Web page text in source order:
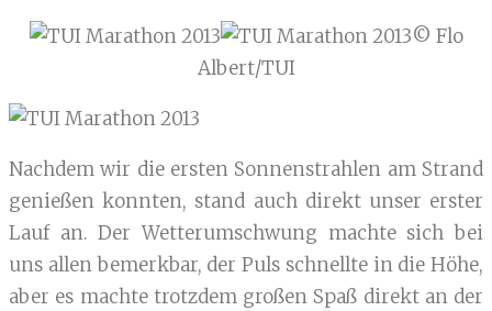
© Flo
Albert/TUI
Nachdem wir die ersten Sonnenstrahlen am Strand
genießen konnten, stand auch direkt unser erster
Lauf an. Der Wetterumschwung machte sich bei
uns allen bemerkbar, der Puls schnellte in die Höhe,
aber es machte trotzdem großen Spaß direkt an der